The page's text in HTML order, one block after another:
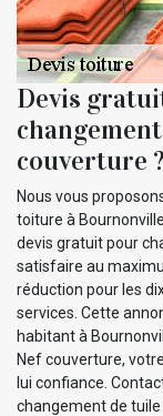
Devis
couverture ?
Nous vous
toiture à
devis gratuit pour
satisfaire au
réduction pour les
services. Cette
habitant à
Nef couverture,
lui confiance.
changement de tuile